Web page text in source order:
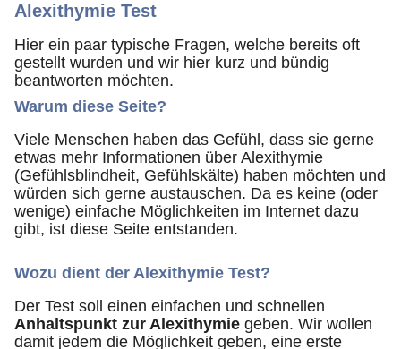
Alexithymie Test
Hier ein paar typische Fragen, welche bereits oft
gestellt wurden und wir hier kurz und bündig
beantworten möchten.
Warum diese Seite?
Viele Menschen haben das Gefühl, dass sie gerne
etwas mehr Informationen über Alexithymie
(Gefühlsblindheit, Gefühlskälte) haben möchten und
würden sich gerne austauschen. Da es keine (oder
wenige) einfache Möglichkeiten im Internet dazu
gibt, ist diese Seite entstanden.
Wozu dient der Alexithymie Test?
Der Test soll einen einfachen und schnellen
Anhaltspunkt zur Alexithymie geben. Wir wollen
damit jedem die Möglichkeit geben, eine erste